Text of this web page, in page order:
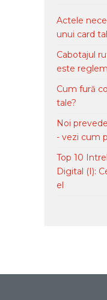
Actele
unui card
Cabotajul
este
Cum fură
tale?
Noi
- vezi cum
Top 10
Digital (I):
el